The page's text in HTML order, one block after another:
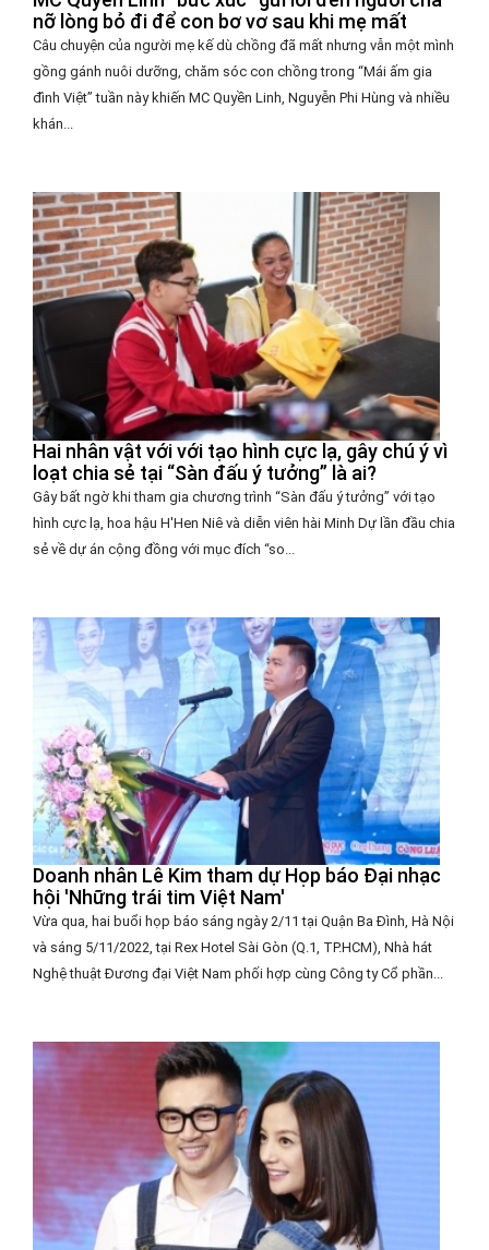
nỡ lòng bỏ đi để con bơ vơ sau khi mẹ mất
Câu chuyện của người mẹ kế dù chồng đã mất nhưng vẫn một mình
gồng gánh nuôi dưỡng, chăm sóc con chồng trong “Mái ấm gia
đình Việt” tuần này khiến MC Quyền Linh, Nguyễn Phi Hùng và nhiều
khán...
Hai nhân vật với với tạo hình cực lạ, gây chú ý vì
loạt chia sẻ tại “Sàn đấu ý tưởng” là ai?
Gây bất ngờ khi tham gia chương trình “Sàn đấu ý tưởng” với tạo
hình cực lạ, hoa hậu H'Hen Niê và diễn viên hài Minh Dự lần đầu chia
sẻ về dự án cộng đồng với mục đích “so...
Doanh nhân Lê Kim tham dự Họp báo Đại nhạc
hội 'Những trái tim Việt Nam'
Vừa qua, hai buổi họp báo sáng ngày 2/11 tại Quận Ba Đình, Hà Nội
và sáng 5/11/2022, tại Rex Hotel Sài Gòn (Q.1, TP.HCM), Nhà hát
Nghệ thuật Đương đại Việt Nam phối hợp cùng Công ty Cổ phần...